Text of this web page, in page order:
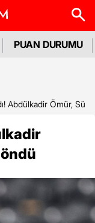
PUAN DURUMU
Abdülkadir Ömür,